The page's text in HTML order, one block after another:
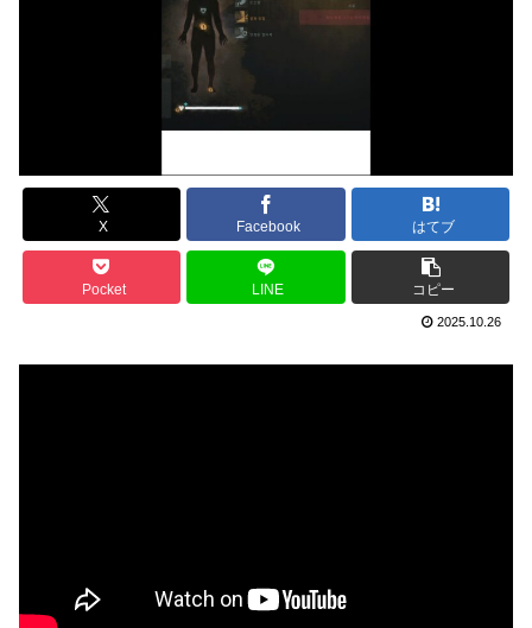
X Facebook はてブ
Pocket LINE コピー
2025.10.26